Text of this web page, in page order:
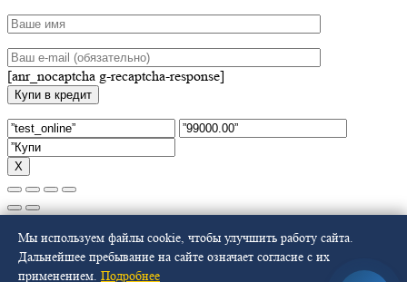
[anr_nocaptcha g-recaptcha-response]
Х
Select at least 2 products
to compare
Мы используем файлы cookie, чтобы улучшить работу сайта.
Дальнейшее пребывание на сайте означает согласие с их
применением. Подробнее